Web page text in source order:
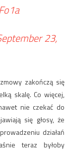
23,
zakończą się
skalę. Co więcej,
nie czekać do
się głosy, że
działań
teraz byłoby